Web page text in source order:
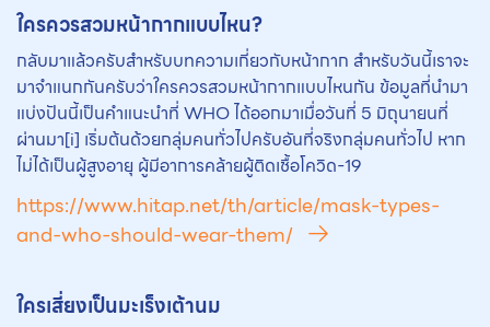
ใครควรสวมหน้ากากแบบไหน?
กลับมาแล้วครับสำหรับบทความเกี่ยวกับหน้ากาก สำหรับวันนี้เราจะ
มาจำแนกกันครับว่าใครควรสวมหน้ากากแบบไหนกัน ข้อมูลที่นำมา
แบ่งปันนี้เป็นคำแนะนำที่ WHO ได้ออกมาเมื่อวันที่ 5 มิถุนายนที่
ผ่านมา[i] เริ่มต้นด้วยกลุ่มคนทั่วไปครับอันที่จริงกลุ่มคนทั่วไป หาก
ไม่ได้เป็นผู้สูงอายุ ผู้มีอาการคล้ายผู้ติดเชื้อโควิด-19
https://www.hitap.net/th/article/mask-types-
and-who-should-wear-them/
ใครเสี่ยงเป็นมะเร็งเต้านม